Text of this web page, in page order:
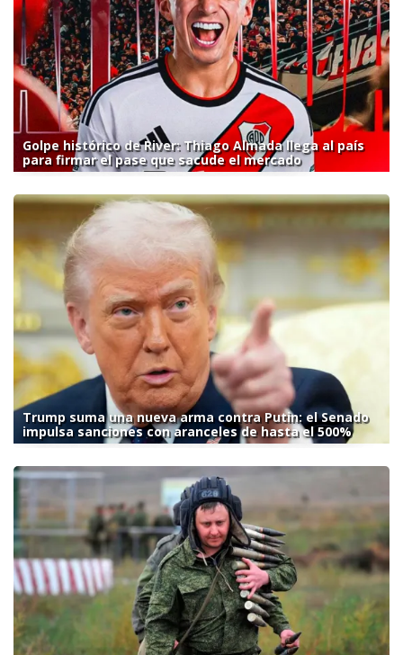
Golpe histórico de River: Thiago Almada llega al país
para firmar el pase que sacude el mercado
Trump suma una nueva arma contra Putin: el Senado
impulsa sanciones con aranceles de hasta el 500%